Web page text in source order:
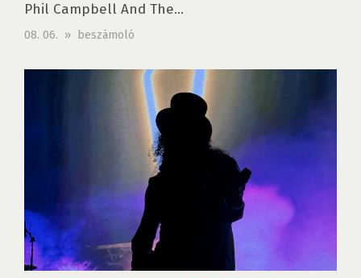
Phil Campbell And The...
08. 06. » beszámoló